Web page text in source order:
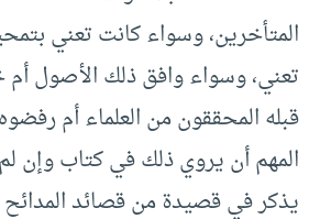
المتأخرين، وسواء كانت تعني
تعني، وسواء وافق ذلك الأصول أم
قبله المحققون من العلماء أم
المهم أن يروي ذلك في كتاب وإن
يذكر في قصيدة من قصائد المدائح